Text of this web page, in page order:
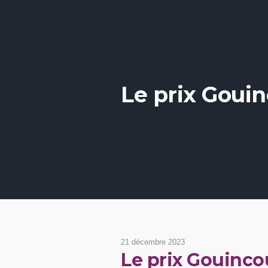
Le prix
21 décembre 2023
Le prix